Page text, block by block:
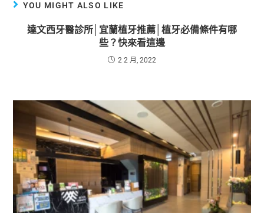
YOU MIGHT ALSO LIKE
達文西牙醫診所│宜蘭植牙推薦│植牙必備條件有哪
些？快來看這邊
2 2 月, 2022